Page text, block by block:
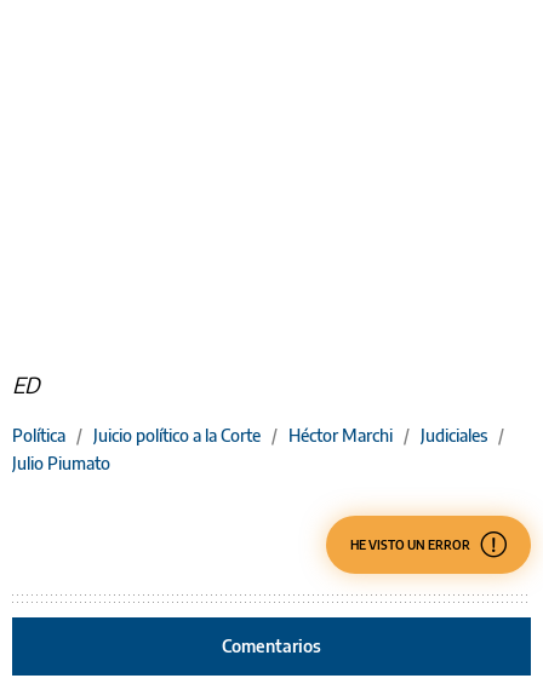
ED
Política / Juicio político a la Corte / Héctor Marchi / Judiciales /
Julio Piumato
HE VISTO UN ERROR
Comentarios